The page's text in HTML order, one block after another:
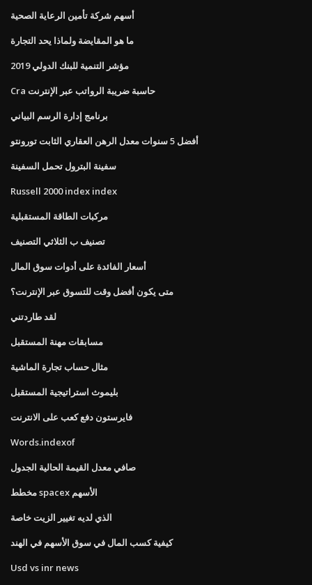
أسهم شركة تأمين الرعاية الصحية
ما هو المقايضة ولماذا يحد التجارة
مؤشر التنمية للبنك الدولي 2019
Cra حاسبة ضريبة الرواتب عبر الإنترنت
برنامج إدارة الرسم البياني
أفضل 5 سنوات معدل الرهن العقاري الثابت تورونتو
سفينة البترول تحمل السفينة
Russell 2000 index index
مركبات الطاقة المستقبلية
تصنيف ب الثلاثي التصنيف
أسعار الفائدة على أدوات سوق المال
متى يكون أفضل وقت للتسوق عبر الإنترنت؟
لقد طاردتني
مسابقات مهنة المستقبل
مثال حساب تجارة الماشية
بليموث استراتيجية المستقبل
فايرستون دفع كعب على الانترنت
Words.indexof
صافي معدل القيمة الحالية الجدول
مخطط spacex الأسهم
الذي لديه تغيير الزيت خاصة
كيفية كسب المال في سوق الأسهم في الهند
Usd vs inr news